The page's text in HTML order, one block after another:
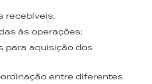
recebíveis;
às operações;
para aquisição dos
entre diferentes